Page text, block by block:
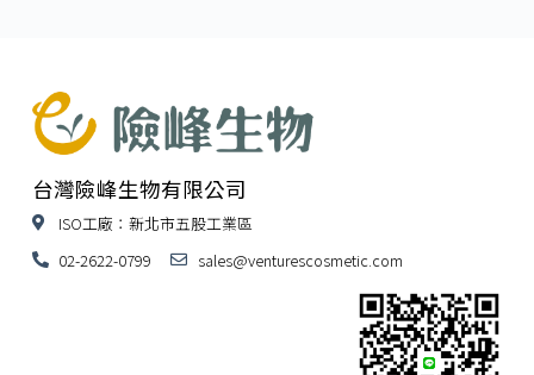
台灣險峰生物有限公司
ISO工廠：新北市五股工業區
02-2622-0799
sales@venturescosmetic.com